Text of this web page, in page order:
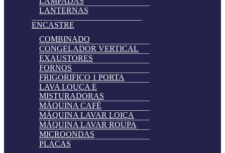
LANTERNAS
ENCASTRE
COMBINADO
CONGELADOR VERTICAL
EXAUSTORES
FORNOS
FRIGORIFICO 1 PORTA
LAVA LOUÇA E
MISTURADORAS
MÁQUINA CAFÉ
MÁQUINA LAVAR LOIÇA
MÁQUINA LAVAR ROUPA
MICROONDAS
PLACAS